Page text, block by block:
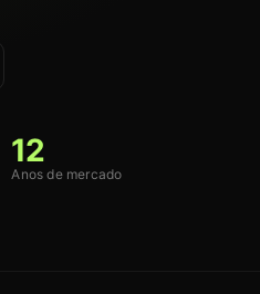
12
Anos de mercado